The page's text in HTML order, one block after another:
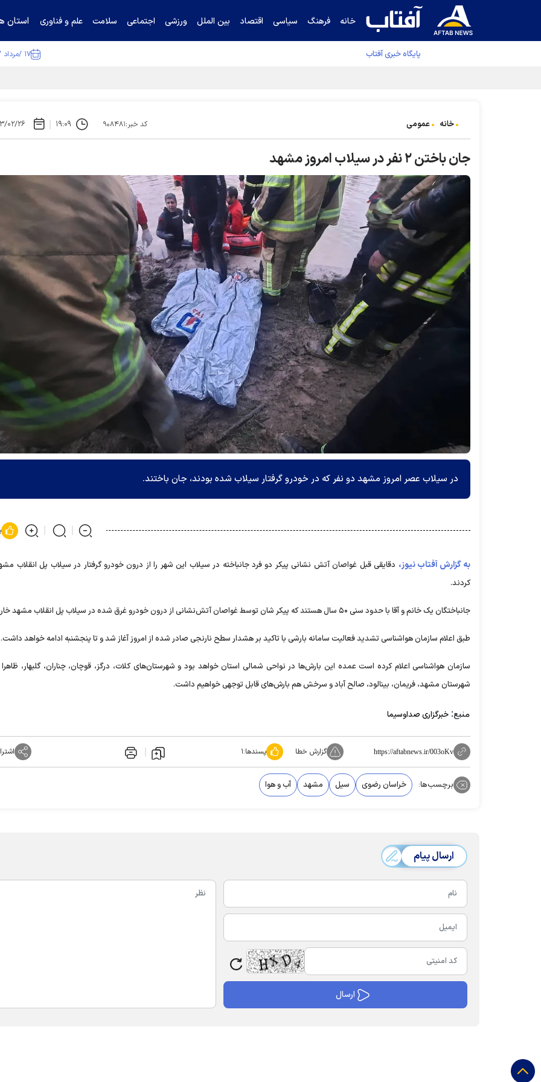
خانه فرهنگ سیاسی اقتصاد بین الملل ورزشی اجتماعی سلامت علم و فناوری استان
پایگاه خبری آفتاب ۱۷ /مرداد /۱۴۰۵
خانه عمومی کد خبر:۹۰۸۴۸۱ ۱۹:۰۹ ۱۴۰۳/
جان باختن ۲ نفر در سیلاب امروز مشهد
در سیلاب عصر امروز مشهد دو نفر که در خودرو گرفتار سیلاب شده بودند، جان باختند.
به گزارش آفتاب نیوز، دقایقی قبل غواصان آتش نشانی پیکر دو فرد جانباخته در سیلاب این شهر را از درون خودرو گرفتار در سیلاب پل انقلاب
کردند.
جانباختگان یک خانم و آقا با حدود سنی ۵۰ سال هستند که پیکر شان توسط غواصان آتش‌نشانی از درون خودرو غرق شده در سیلاب پل انقلاب مشهد خارج شد.
طبق اعلام سازمان هواشناسی تشدید فعالیت سامانه بارشی با تاکید بر هشدار سطح نارنجی صادر شده از امروز آغاز شد و تا پنجشنبه ادامه خواهد داشت.
سازمان هواشناسی اعلام کرده است عمده این بارش‌ها در نواحی شمالی استان خواهد بود و شهرستان‌های کلات، درگز، قوچان، چناران، گلبهار،
شهرستان مشهد، فریمان، بینالود، صالح آباد و سرخش هم بارش‌های قابل توجهی خواهیم داشت.
منبع: خبرگزاری صداوسیما
https://aftabnews.ir/003oKv گزارش خطا پسندها:۱
برچسب‌ها: خراسان رضوی سیل مشهد آب و هوا
ارسال پیام